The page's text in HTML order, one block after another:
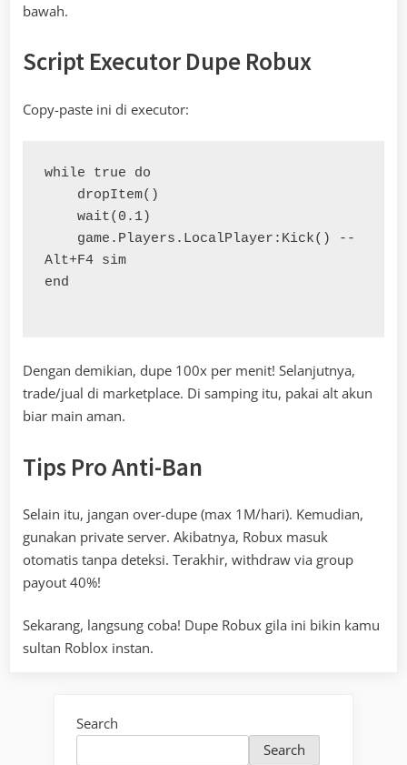
bawah.
Script Executor Dupe Robux
Copy-paste ini di executor:
while true do
Alt+F4 sim
end
Dengan demikian, dupe 100x per menit! Selanjutnya,
trade/jual di marketplace. Di samping itu, pakai alt akun
biar main aman.
Tips Pro Anti-Ban
Selain itu, jangan over-dupe (max 1M/hari). Kemudian,
gunakan private server. Akibatnya, Robux masuk
otomatis tanpa deteksi. Terakhir, withdraw via group
payout 40%!
Sekarang, langsung coba! Dupe Robux gila ini bikin kamu
sultan Roblox instan.
Search
Search